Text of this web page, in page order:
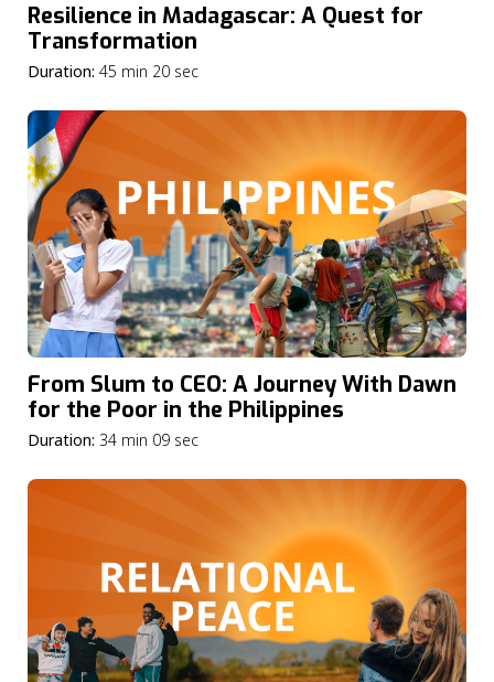
Resilience in Madagascar: A Quest for
Transformation
Duration: 45 min 20 sec
From Slum to CEO: A Journey With Dawn
for the Poor in the Philippines
Duration: 34 min 09 sec